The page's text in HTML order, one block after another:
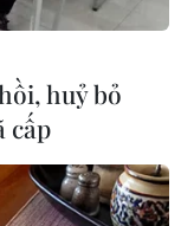
Vietnam+)
huỷ bỏ
cấp